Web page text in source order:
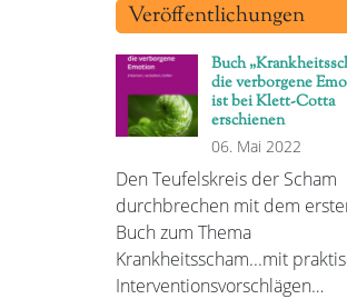
Veröffentlichungen
Buch
die verborgene
ist bei Klett-Cotta
erschienen
06. Mai 2022
Den Teufelskreis der Scham
durchbrechen mit dem
Buch zum Thema
Krankheitsscham...mit
Interventionsvorschlägen…